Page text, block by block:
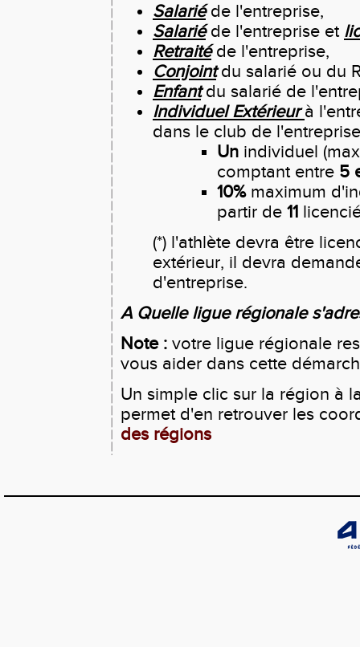
Salarié de l'entreprise,
Salarié de l'entreprise et
Retraitéde l'entreprise,
Conjoint du salarié ou du
Enfantdu salarié de
Individuel Extérieurà
dans le club de
Un individuel
comptant entre 5
10%maximum
partir de 11
(*) l'athlète devra être
extérieur, il devra
d'entreprise.
A Quelle ligue régionale
Note : votre ligue régionale
vous aider dans cette
Un simple clic sur la région à
permet d'en retrouver les
des régions